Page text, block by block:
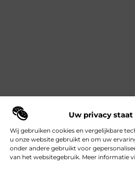
Uw privacy
Wij gebruiken cookies en vergelijkbare
u onze website gebruikt en om uw
onder andere gebruikt voor
van het websitegebruik. Meer informatie